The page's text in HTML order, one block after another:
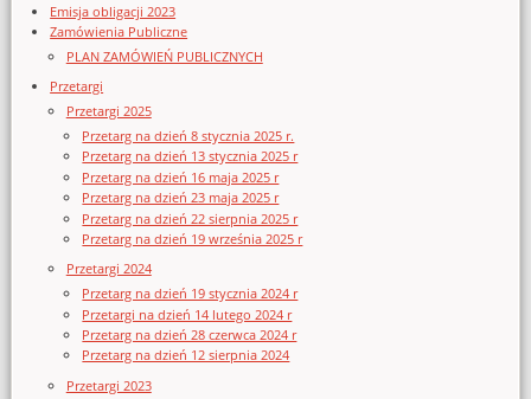
Emisja obligacji 2023
Zamówienia Publiczne
PLAN ZAMÓWIEŃ PUBLICZNYCH
Przetargi
Przetargi 2025
Przetarg na dzień 8 stycznia 2025 r.
Przetarg na dzień 13 stycznia 2025 r
Przetarg na dzień 16 maja 2025 r
Przetarg na dzień 23 maja 2025 r
Przetarg na dzień 22 sierpnia 2025 r
Przetarg na dzień 19 września 2025 r
Przetargi 2024
Przetarg na dzień 19 stycznia 2024 r
Przetargi na dzień 14 lutego 2024 r
Przetarg na dzień 28 czerwca 2024 r
Przetarg na dzień 12 sierpnia 2024
Przetargi 2023